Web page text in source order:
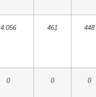
4.056 461 448
0 0 0